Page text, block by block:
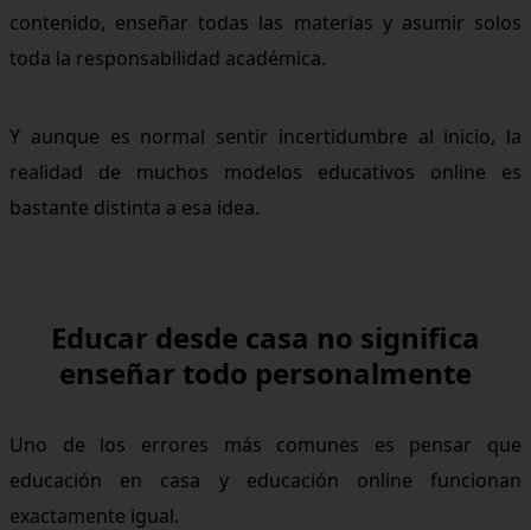
contenido, enseñar todas las materias y asumir solos
toda la responsabilidad académica.
Y aunque es normal sentir incertidumbre al inicio, la
realidad de muchos modelos educativos online es
bastante distinta a esa idea.
Educar desde casa no significa
enseñar todo personalmente
Uno de los errores más comunes es pensar que
educación en casa y educación online funcionan
exactamente igual.